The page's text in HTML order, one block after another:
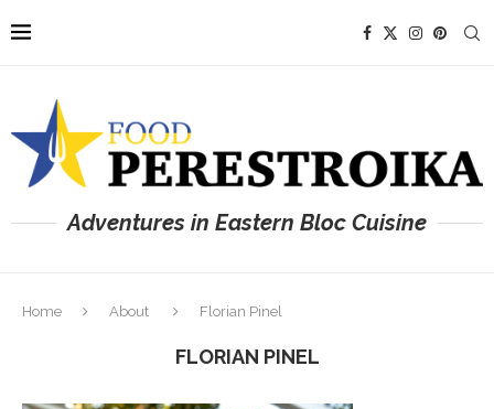
Adventures in Eastern Bloc Cuisine
Home About Florian Pinel
FLORIAN PINEL